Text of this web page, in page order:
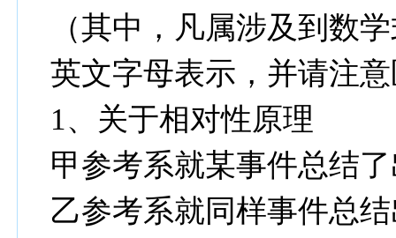
（其中，凡属涉及到数
英文字母表示，并请注
1、关于相对性原理
甲参考系就某事件总结
乙参考系就同样事件总